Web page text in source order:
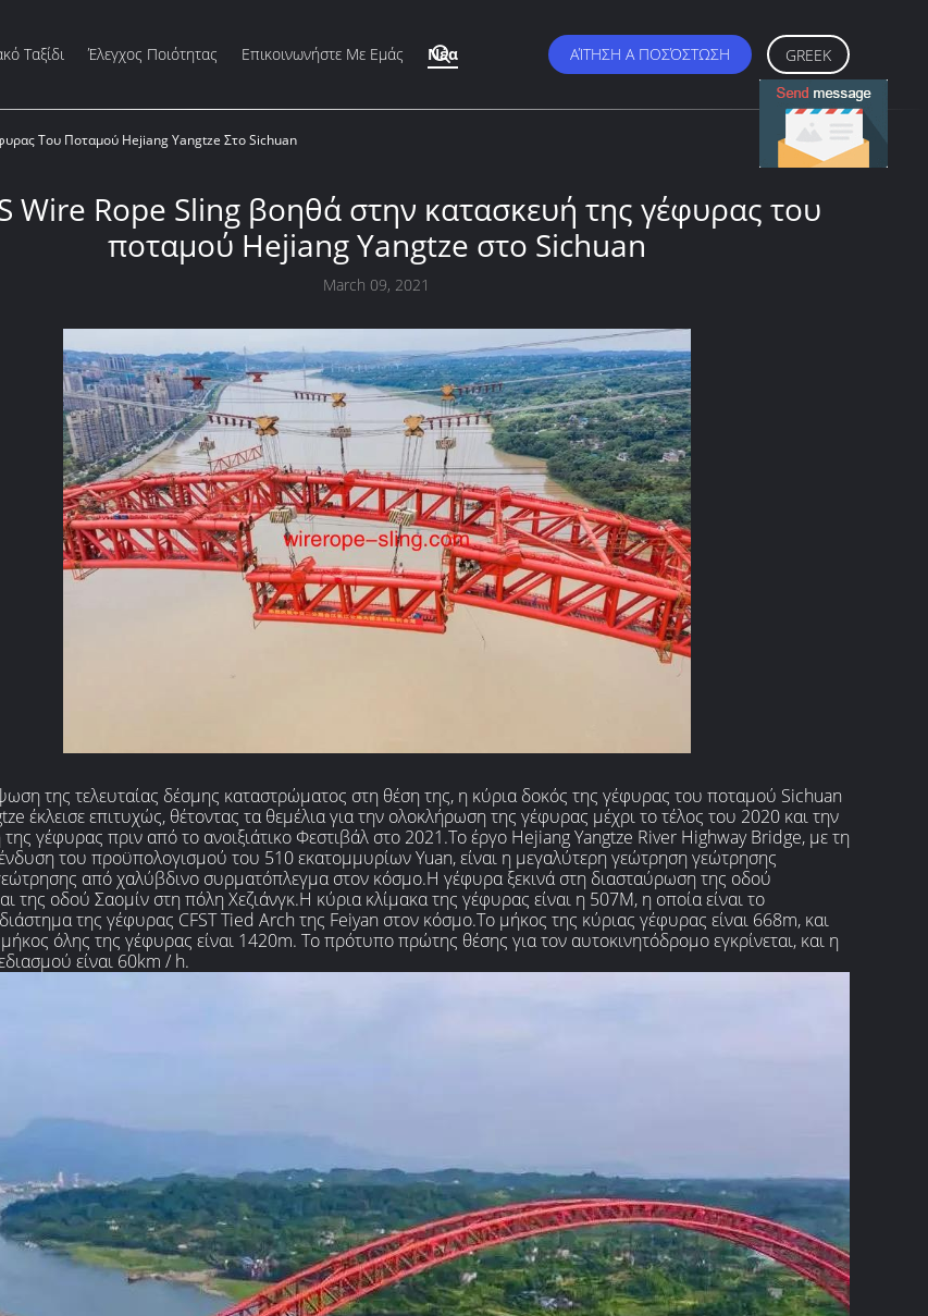
Ταξίδι Έλεγχος Ποιότητας Επικοινωνήστε Με Εμάς Νέα ΑΊΤΗΣΗ Α ΠΟΣΌΣΤΩΣΗ GREEK
Του Ποταμού Hejiang Yangtze Στο Sichuan
Wire Rope Sling βοηθά στην κατασκευή της γέφυρας του
ποταμού Hejiang Yangtze στο Sichuan
March 09, 2021
της τελευταίας δέσμης καταστρώματος στη θέση της, η κύρια δοκός της γέφυρας του ποταμού Sichuan
έκλεισε επιτυχώς, θέτοντας τα θεμέλια για την ολοκλήρωση της γέφυρας μέχρι το τέλος του 2020 και την
γέφυρας πριν από το ανοιξιάτικο Φεστιβάλ στο 2021.Το έργο Hejiang Yangtze River Highway Bridge, με τη
του προϋπολογισμού του 510 εκατομμυρίων Yuan, είναι η μεγαλύτερη γεώτρηση γεώτρησης
από χαλύβδινο συρματόπλεγμα στον κόσμο.Η γέφυρα ξεκινά στη διασταύρωση της οδού
της οδού Σαομίν στη πόλη Χεζιάνγκ.Η κύρια κλίμακα της γέφυρας είναι η 507M, η οποία είναι το
της γέφυρας CFST Tied Arch της Feiyan στον κόσμο.Το μήκος της κύριας γέφυρας είναι 668m, και
όλης της γέφυρας είναι 1420m. Το πρότυπο πρώτης θέσης για τον αυτοκινητόδρομο εγκρίνεται, και η
είναι 60km / h.